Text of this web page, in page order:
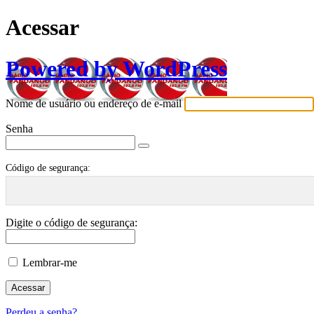
Acessar
Powered by WordPress
Nome de usuário ou endereço de e-mail
Senha
Código de segurança:
Digite o código de segurança:
Lembrar-me